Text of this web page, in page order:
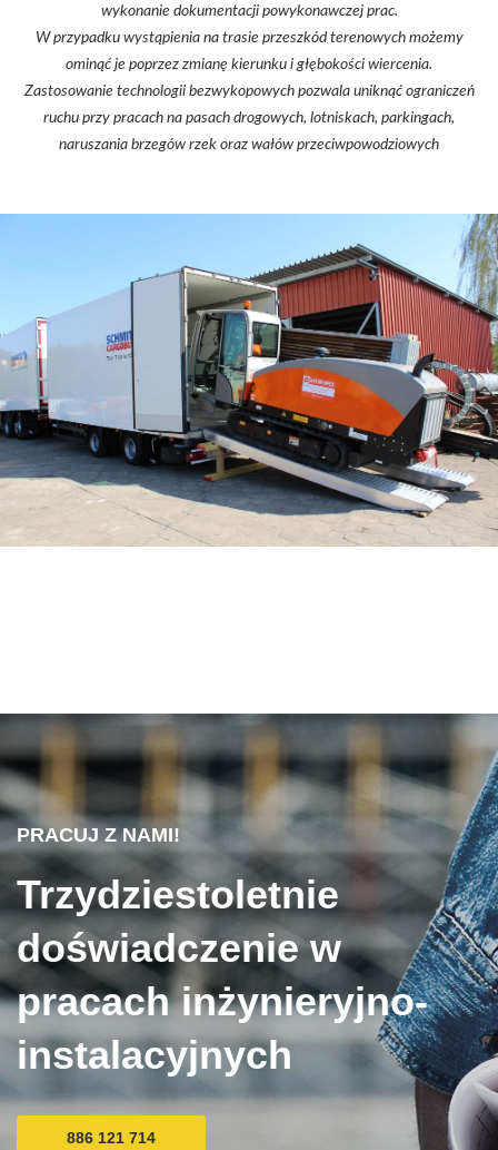
wykonanie dokumentacji powykonawczej prac.
W przypadku wystąpienia na trasie przeszkód terenowych możemy
ominąć je poprzez zmianę kierunku i głębokości wiercenia.
Zastosowanie technologii bezwykopowych pozwala uniknąć ograniczeń
ruchu przy pracach na pasach drogowych, lotniskach, parkingach,
naruszania brzegów rzek oraz wałów przeciwpowodziowych
PRACUJ Z NAMI!
Trzydziestoletnie
doświadczenie w
pracach inżynieryjno-
instalacyjnych
886 121 714